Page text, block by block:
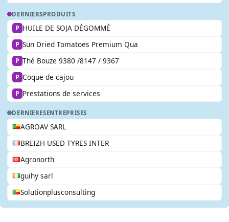
DERNIERSPRODUITS
P HUILE DE SOJA DÉGOMMÉ
P Sun Dried Tomatoes Premium Qua
P Thé Bouze 9380 /8147 / 9367
P Coque de cajou
P Prestations de services
DERNIERESENTREPRISES
AGROAV SARL
BREIZH USED TYRES INTER
Agronorth
guihy sarl
Solutionplusconsulting